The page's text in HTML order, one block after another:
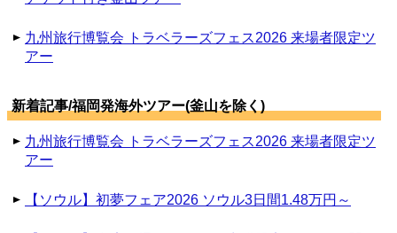
九州旅行博覧会 トラベラーズフェス2026 来場者限定ツ
アー
新着記事/福岡発海外ツアー(釜山を除く)
九州旅行博覧会 トラベラーズフェス2026 来場者限定ツ
アー
【ソウル】初夢フェア2026 ソウル3日間1.48万円～